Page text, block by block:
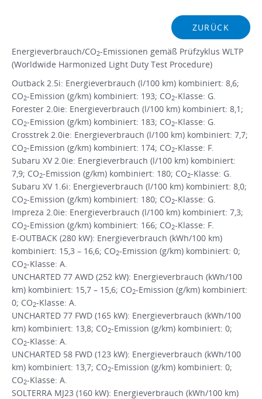
ZURÜCK
Energieverbrauch/CO2-Emissionen gemäß Prüfzyklus WLTP
(Worldwide Harmonized Light Duty Test Procedure)
Outback 2.5i: Energieverbrauch (l/100 km) kombiniert: 8,6;
CO2-Emission (g/km) kombiniert: 193; CO2-Klasse: G.
Forester 2.0ie: Energieverbrauch (l/100 km) kombiniert: 8,1;
CO2-Emission (g/km) kombiniert: 183; CO2-Klasse: G.
Crosstrek 2.0ie: Energieverbrauch (l/100 km) kombiniert: 7,7;
CO2-Emission (g/km) kombiniert: 174; CO2-Klasse: F.
Subaru XV 2.0ie: Energieverbrauch (l/100 km) kombiniert:
7,9; CO2-Emission (g/km) kombiniert: 180; CO2-Klasse: G.
Subaru XV 1.6i: Energieverbrauch (l/100 km) kombiniert: 8,0;
CO2-Emission (g/km) kombiniert: 180; CO2-Klasse: G.
Impreza 2.0ie: Energieverbrauch (l/100 km) kombiniert: 7,3;
CO2-Emission (g/km) kombiniert: 166; CO2-Klasse: F.
E-OUTBACK (280 kW): Energieverbrauch (kWh/100 km)
kombiniert: 15,3 – 16,6; CO2-Emission (g/km) kombiniert: 0;
CO2-Klasse: A.
UNCHARTED 77 AWD (252 kW): Energieverbrauch (kWh/100
km) kombiniert: 15,7 – 15,6; CO2-Emission (g/km) kombiniert:
0; CO2-Klasse: A.
UNCHARTED 77 FWD (165 kW): Energieverbrauch (kWh/100
km) kombiniert: 13,8; CO2-Emission (g/km) kombiniert: 0;
CO2-Klasse: A.
UNCHARTED 58 FWD (123 kW): Energieverbrauch (kWh/100
km) kombiniert: 13,7; CO2-Emission (g/km) kombiniert: 0;
CO2-Klasse: A.
SOLTERRA MJ23 (160 kW): Energieverbrauch (kWh/100 km)